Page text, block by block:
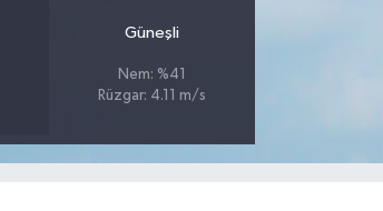
Güneşli
Nem: %41
Rüzgar: 4.11 m/s